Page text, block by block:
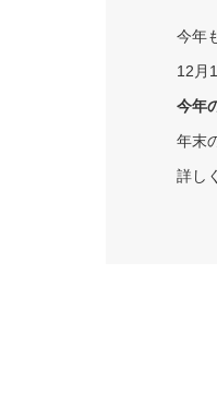
今年
12月
今年
年末
詳し